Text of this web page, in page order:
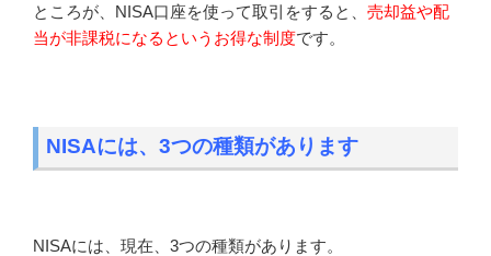
ところが、NISA口座を使って取引をすると、 売却益や配
当が非課税になるというお得な制度です。
NISAには、3つの種類があります
NISAには、現在、3つの種類があります。